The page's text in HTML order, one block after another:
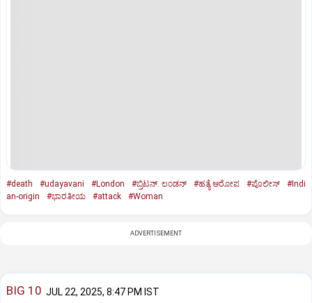
#death #udayavani #London #ಬ್ರಿಟನ್.‌ ಲಂಡನ್‌ #ಹತ್ಯೆ ಆರೋಪ #ಪೊಲೀಸ್‌
#Indi
an-origin
#ಭಾರತೀಯ #attack #Woman
ADVERTISEMENT
BIG 10 JUL 22, 2025, 8:47 PM IST